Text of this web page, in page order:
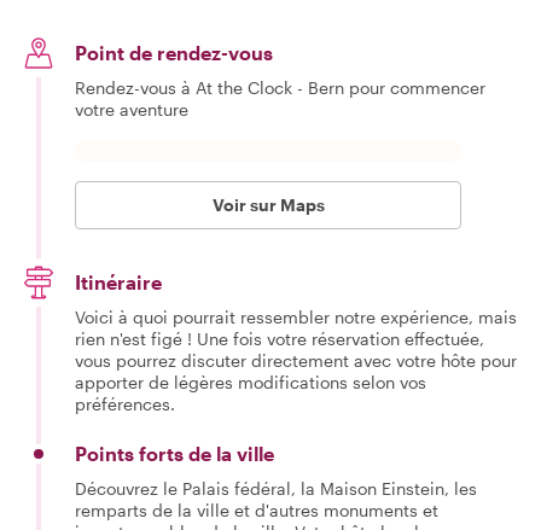
Point de rendez-vous
Rendez-vous à At the Clock - Bern pour commencer
votre aventure
Voir sur Maps
Itinéraire
Voici à quoi pourrait ressembler notre expérience, mais
rien n'est figé ! Une fois votre réservation effectuée,
vous pourrez discuter directement avec votre hôte pour
apporter de légères modifications selon vos
préférences.
Points forts de la ville
Découvrez le Palais fédéral, la Maison Einstein, les
remparts de la ville et d'autres monuments et